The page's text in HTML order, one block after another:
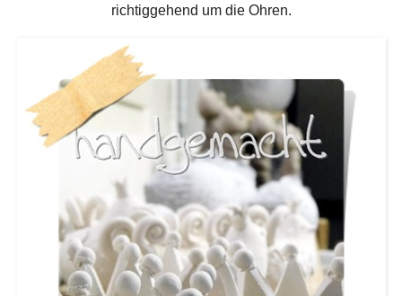
richtiggehend um die Ohren.